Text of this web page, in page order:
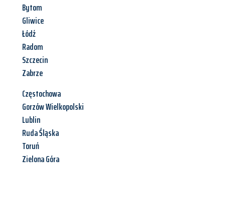
Bytom
Gliwice
Łódź
Radom
Szczecin
Zabrze
Częstochowa
Gorzów Wielkopolski
Lublin
Ruda Śląska
Toruń
Zielona Góra